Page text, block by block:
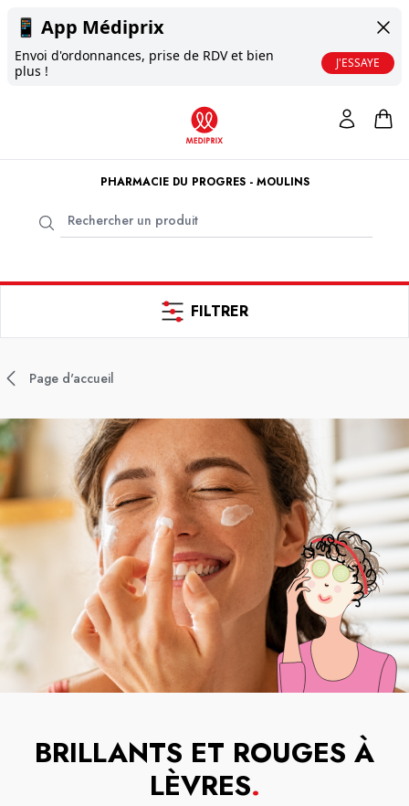
📱 App Médiprix
Envoi d'ordonnances, prise de RDV et bien
plus !
J'ESSAYE
PHARMACIE DU PROGRES - MOULINS
FILTRER
Page d'accueil
BRILLANTS ET ROUGES À
LÈVRES.